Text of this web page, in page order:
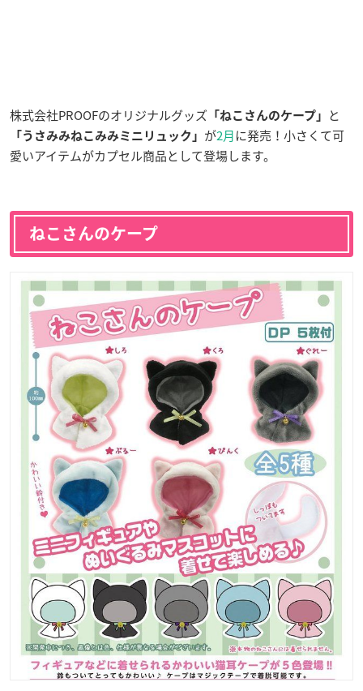
株式会社PROOFのオリジナルグッズ 「ねこさんのケープ」 と
「うさみみねこみみミニリュック」 が2月に発売！小さくて可
愛いアイテムがカプセル商品として登場します。
ねこさんのケープ